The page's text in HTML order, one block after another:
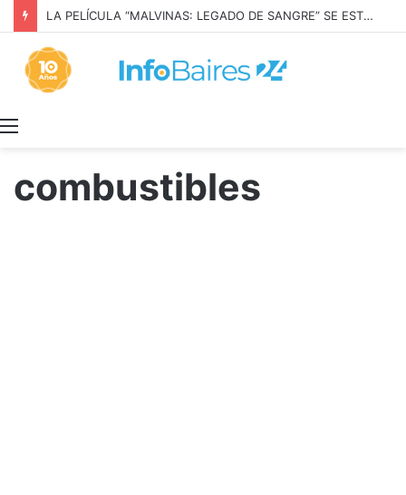
LA PELÍCULA “MALVINAS: LEGADO DE SANGRE” SE ESTRENARÁ EN PRIME VIDEO
combustibles